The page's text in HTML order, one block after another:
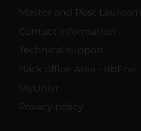
Master and Post Lauream
Contact information
Technical support
Back office Area - dbErw
MyUnivr
Privacy policy